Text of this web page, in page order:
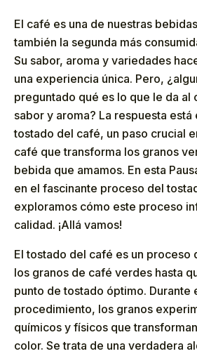
El café es una de nuestras
también la segunda más
Su sabor, aroma y variedades
una experiencia única. Pero,
preguntado qué es lo que le da al
sabor y aroma? La respuesta
tostado del café, un paso crucial
café que transforma los granos
bebida que amamos. En esta
en el fascinante proceso del
exploramos cómo este proceso
calidad. ¡Allá vamos!
El tostado del café es un proceso
los granos de café verdes hasta
punto de tostado óptimo. Durante
procedimiento, los granos
químicos y físicos que
color. Se trata de una verdadera